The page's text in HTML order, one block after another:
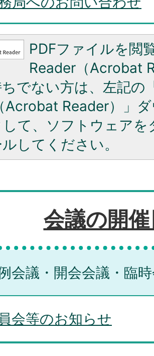
PDFファイルを閲
Reader（Acrobat
でない方は、左記の
Acrobat Reader）」
て、ソフトウェア
してください。
会議の開
会議・開会会議・臨
会等のお知らせ